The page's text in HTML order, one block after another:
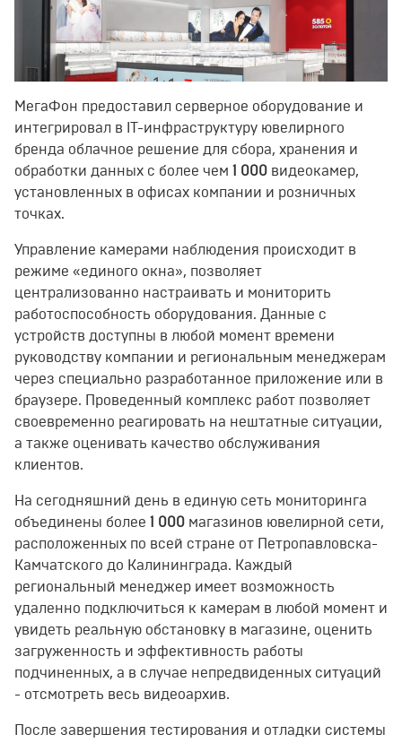
МегаФон предоставил серверное оборудование и
интегрировал в IT-инфраструктуру ювелирного
бренда облачное решение для сбора, хранения и
обработки данных с более чем 1 000 видеокамер,
установленных в офисах компании и розничных
точках.
Управление камерами наблюдения происходит в
режиме «единого окна», позволяет
централизованно настраивать и мониторить
работоспособность оборудования. Данные с
устройств доступны в любой момент времени
руководству компании и региональным менеджерам
через специально разработанное приложение или в
браузере. Проведенный комплекс работ позволяет
своевременно реагировать на нештатные ситуации,
а также оценивать качество обслуживания
клиентов.
На сегодняшний день в единую сеть мониторинга
объединены более 1 000 магазинов ювелирной сети,
расположенных по всей стране от Петропавловска-
Камчатского до Калининграда. Каждый
региональный менеджер имеет возможность
удаленно подключиться к камерам в любой момент и
увидеть реальную обстановку в магазине, оценить
загруженность и эффективность работы
подчиненных, а в случае непредвиденных ситуаций
- отсмотреть весь видеоархив.
После завершения тестирования и отладки системы